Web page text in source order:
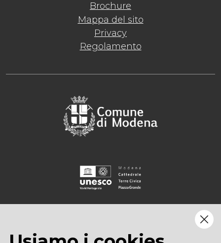
Brochure
Mappa del sito
Privacy
Regolamento